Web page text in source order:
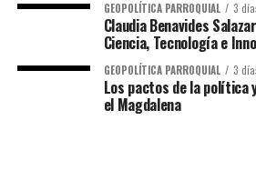
GEOPOLÍTICA PARROQUIAL 3
Claudia Benavides
Ciencia, Tecnología e
GEOPOLÍTICA PARROQUIAL 3
Los pactos de la política
el Magdalena